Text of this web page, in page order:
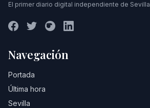
El primer diario digital independiente de Sevilla
Navegación
Portada
Última hora
Sevilla